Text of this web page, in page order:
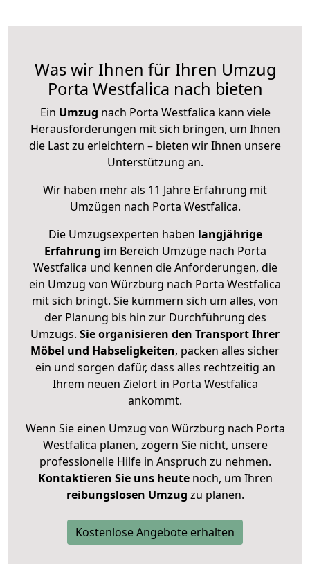
Was wir Ihnen für Ihren Umzug
Porta Westfalica nach bieten
Ein Umzug nach Porta Westfalica kann viele
Herausforderungen mit sich bringen, um Ihnen
die Last zu erleichtern – bieten wir Ihnen unsere
Unterstützung an.
Wir haben mehr als 11 Jahre Erfahrung mit
Umzügen nach Porta Westfalica.
Die Umzugsexperten haben langjährige
Erfahrung im Bereich Umzüge nach Porta
Westfalica und kennen die Anforderungen, die
ein Umzug von Würzburg nach Porta Westfalica
mit sich bringt. Sie kümmern sich um alles, von
der Planung bis hin zur Durchführung des
Umzugs. Sie organisieren den Transport Ihrer
Möbel und Habseligkeiten, packen alles sicher
ein und sorgen dafür, dass alles rechtzeitig an
Ihrem neuen Zielort in Porta Westfalica
ankommt.
Wenn Sie einen Umzug von Würzburg nach Porta
Westfalica planen, zögern Sie nicht, unsere
professionelle Hilfe in Anspruch zu nehmen.
Kontaktieren Sie uns heutenoch, um Ihren
reibungslosen Umzug zu planen.
Kostenlose Angebote erhalten